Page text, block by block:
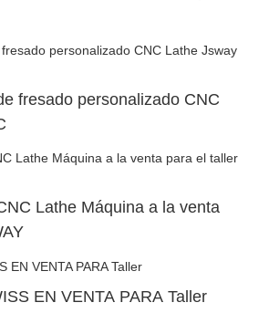
fresado personalizado CNC
Lathe Máquina a la venta
EN VENTA PARA Taller